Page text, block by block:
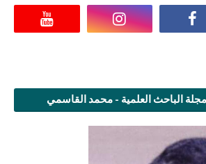
الباحث العلمية - محمد القاسمي